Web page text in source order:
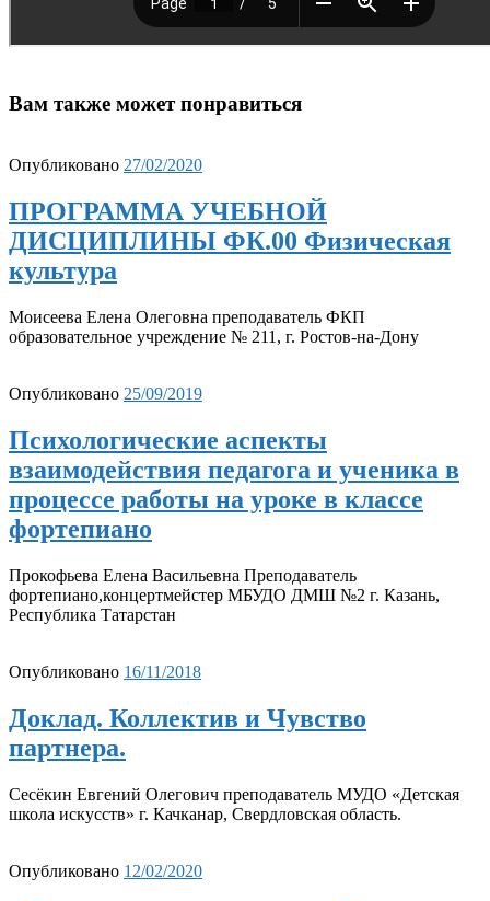
Вам также может понравиться
Опубликовано 27/02/2020
ПРОГРАММА УЧЕБНОЙ
ДИСЦИПЛИНЫ ФК.00 Физическая
культура
Моисеева Елена Олеговна преподаватель ФКП
образовательное учреждение № 211, г. Ростов-на-Дону
Опубликовано 25/09/2019
Психологические аспекты
взаимодействия педагога и ученика в
процессе работы на уроке в классе
фортепиано
Прокофьева Елена Васильевна Преподаватель
фортепиано,концертмейстер МБУДО ДМШ №2 г. Казань,
Республика Татарстан
Опубликовано 16/11/2018
Доклад. Коллектив и Чувство
партнера.
Сесёкин Евгений Олегович преподаватель МУДО «Детская
школа искусств» г. Качканар, Свердловская область.
Опубликовано 12/02/2020